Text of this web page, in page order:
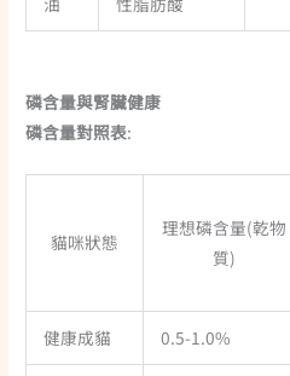
磷含量與腎臟健康
磷含量對照表:
貓咪狀態
理想磷含量(乾物
質)
健康成貓 0.5-1.0%